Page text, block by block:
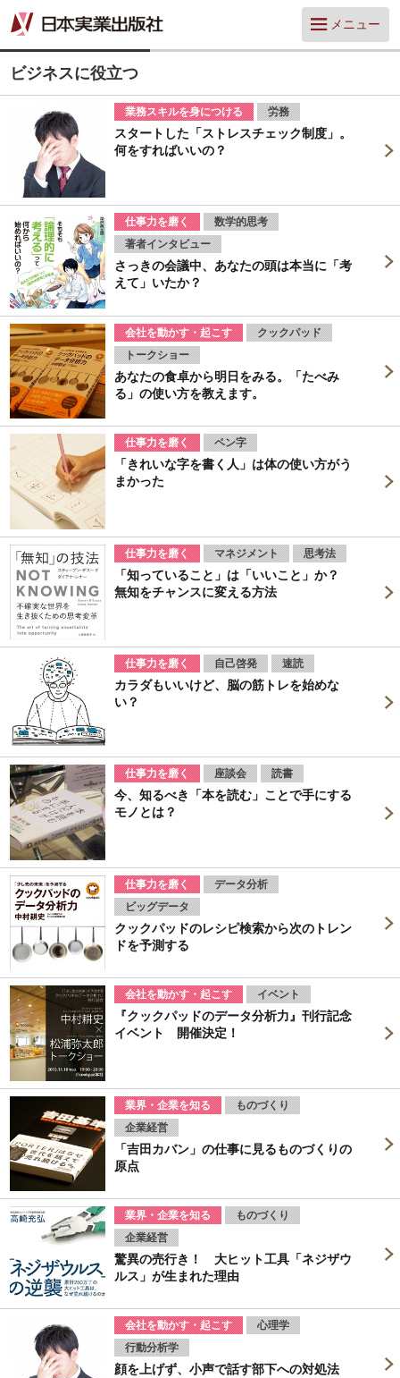
メニュー
ビジネスに役立つ
業務スキルを身につける 労務
スタートした「ストレスチェック制度」。
何をすればいいの？
仕事力を磨く
数学的思考
著者インタビュー
さっきの会議中、あなたの頭は本当に「考
えて」いたか？
会社を動かす・起こす
クックパッド
トークショー
あなたの食卓から明日をみる。「たべみ
る」の使い方を教えます。
仕事力を磨く ペン字
「きれいな字を書く人」は体の使い方がう
まかった
仕事力を磨く マネジメント 思考法
「知っていること」は「いいこと」か？
無知をチャンスに変える方法
仕事力を磨く 自己啓発 速読
カラダもいいけど、脳の筋トレを始めな
い？
仕事力を磨く 座談会 読書
今、知るべき「本を読む」ことで手にする
モノとは？
仕事力を磨く
データ分析
ビッグデータ
クックパッドのレシピ検索から次のトレン
ドを予測する
会社を動かす・起こす イベント
『クックパッドのデータ分析力』刊行記念
イベント 開催決定！
業界・企業を知る
ものづくり
企業経営
「吉田カバン」の仕事に見るものづくりの
原点
業界・企業を知る
ものづくり
企業経営
驚異の売行き！ 大ヒット工具「ネジザウ
ルス」が生まれた理由
会社を動かす・起こす
心理学
行動分析学
顔を上げず、小声で話す部下への対処法